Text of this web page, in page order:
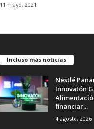
11 mayo, 2021
Incluso más noticias
Nestlé
Innovatón
financiar...
4 agosto, 2026